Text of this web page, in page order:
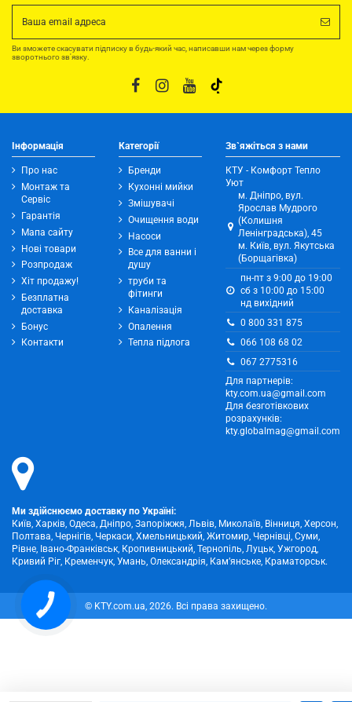
Ви зможете скасувати підписку в будь-який час, написавши нам через форму
зворотнього зв'язку.
Інформація
Про нас
Монтаж та
Сервіс
Гарантія
Мапа сайту
Нові товари
Розпродаж
Хіт продажу!
Безплатна
доставка
Бонус
Контакти
Категорії
Бренди
Кухонні мийки
Змішувачі
Очищення води
Насоси
Все для ванни і
душу
труби та
фітинги
Каналізація
Опалення
Тепла підлога
Зв`яжіться з нами
КТУ - Комфорт Тепло
Уют
м. Дніпро, вул.
Ярослав Мудрого
(Колишня
Ленінградська), 45
м. Київ, вул. Якутська
(Борщагівка)
пн-пт з 9:00 до 19:00
сб з 10:00 до 15:00
нд вихідний
0 800 331 875
066 108 68 02
067 2775316
Для партнерів:
kty.com.ua@gmail.com
Для безготівкових
розрахунків:
kty.globalmag@gmail.com
Ми здійснюємо доставку по Україні:
Київ, Харків, Одеса, Дніпро, Запоріжжя, Львів, Миколаїв, Вінниця, Херсон,
Полтава, Чернігів, Черкаси, Хмельницький, Житомир, Чернівці, Суми,
Рівне, Івано-Франківськ, Кропивницький, Тернопіль, Луцьк, Ужгород,
Кривий Ріг, Кременчук, Умань, Олександрія, Кам’янське, Краматорськ.
© KTY.com.ua, 2026. Всі права захищено.
КНОПКА
ЗВ'ЯЗКУ